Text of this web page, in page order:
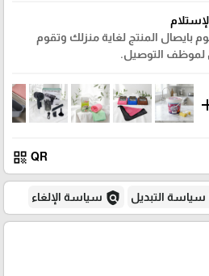
بايصال المنتج لغاية منزلك وتقوم
لموظف التوصيل.
QR
qr_code
سياسة التبديل policy سياسة الإلغاء